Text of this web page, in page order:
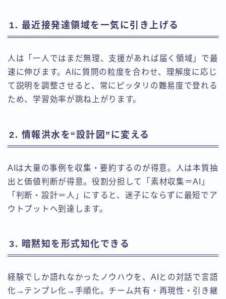
1. 最近接発達領域を一気に引き上げる
人は「一人ではまだ無理、支援があれば届く領域」で最
速に伸びます。AIに質問の粒度を合わせ、理解度に応じ
て説明を調整させると、常にピッタリの難易度で登れる
ため、学習効率が跳ね上がります。
2. 情報洪水を“設計図”に変える
AIは大量の事例を収集・要約するのが得意。人は本質抽
出と価値判断が得意。役割分担して「素材収集＝AI」
「判断・設計＝人」にすると、迷子にならずに最短でア
ウトプットへ到達します。
3. 暗黙知を形式知化できる
経験でしか語れなかったノウハウを、AIとの対話で言語
化→テンプレ化→手順化。チーム共有・再現性・引き継